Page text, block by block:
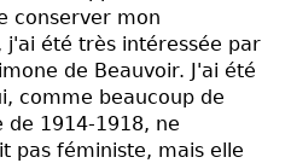
conserver mon
j'ai été très intéressée par
de Beauvoir. J'ai été
comme beaucoup de
1914-1918, ne
pas féministe, mais elle